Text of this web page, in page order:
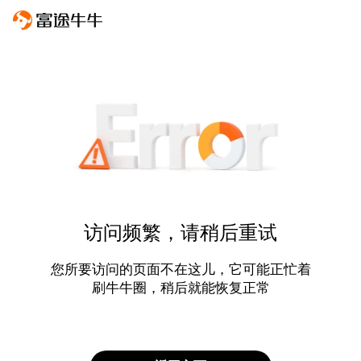
访问频繁，请稍后重试
您所要访问的页面不在这儿，它可能正忙着
刷牛牛圈，稍后就能恢复正常